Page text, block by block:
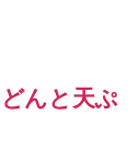
んと天ぷ